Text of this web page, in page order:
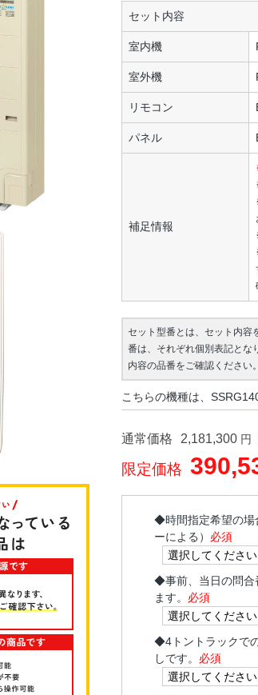
セット内容
室内機
室外機
リモコン
パネル
補足情報
セット型番とは、セット内容
番は、それぞれ個別表記とな
内容の品番をご確認ください。
こちらの機種は、
通常価格 2,181,300 円
限定価格
◆時間指定希望の
ーによる） 必須
◆事前、当日の問
ます。 必須
◆4トントラックで
しです。 必須